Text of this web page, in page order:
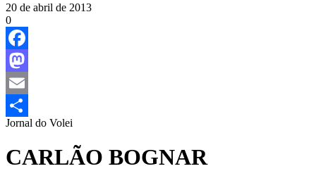
20 de abril de 2013
0
Facebook
Mastodon
Email
Share
Jornal do Volei
CARLÃO BOGNAR